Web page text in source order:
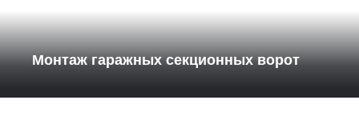
Монтаж гаражных секционных ворот